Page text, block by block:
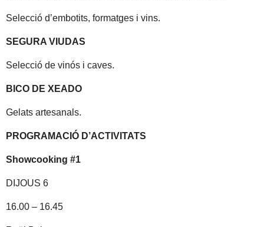
Selecció d’embotits, formatges i vins.
SEGURA VIUDAS
Selecció de vinós i caves.
BICO DE XEADO
Gelats artesanals.
PROGRAMACIÓ D’ACTIVITATS
Showcooking #1
DIJOUS 6
16.00 – 16.45